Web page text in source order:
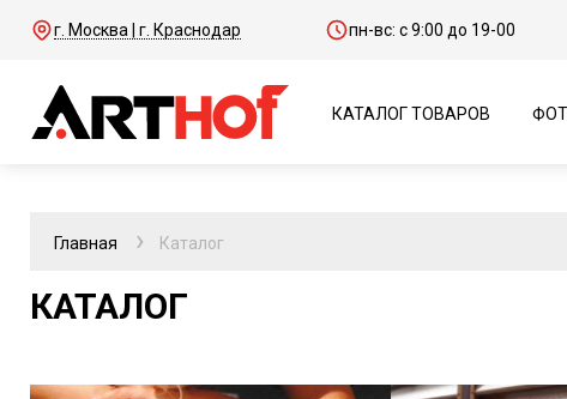
г. Москва | г. Краснодар пн-вс: с 9:00 до 19-00
КАТАЛОГ ТОВАРОВ
Главная Каталог
КАТАЛОГ